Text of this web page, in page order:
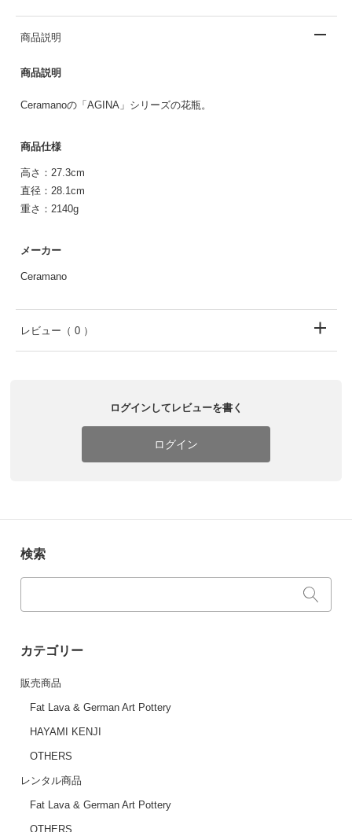
商品説明
商品説明
Ceramanoの「AGINA」シリーズの花瓶。
商品仕様
高さ：27.3cm
直径：28.1cm
重さ：2140g
メーカー
Ceramano
レビュー （ 0 ）
ログインしてレビューを書く
ログイン
検索
カテゴリー
販売商品
Fat Lava & German Art Pottery
HAYAMI KENJI
OTHERS
レンタル商品
Fat Lava & German Art Pottery
OTHERS